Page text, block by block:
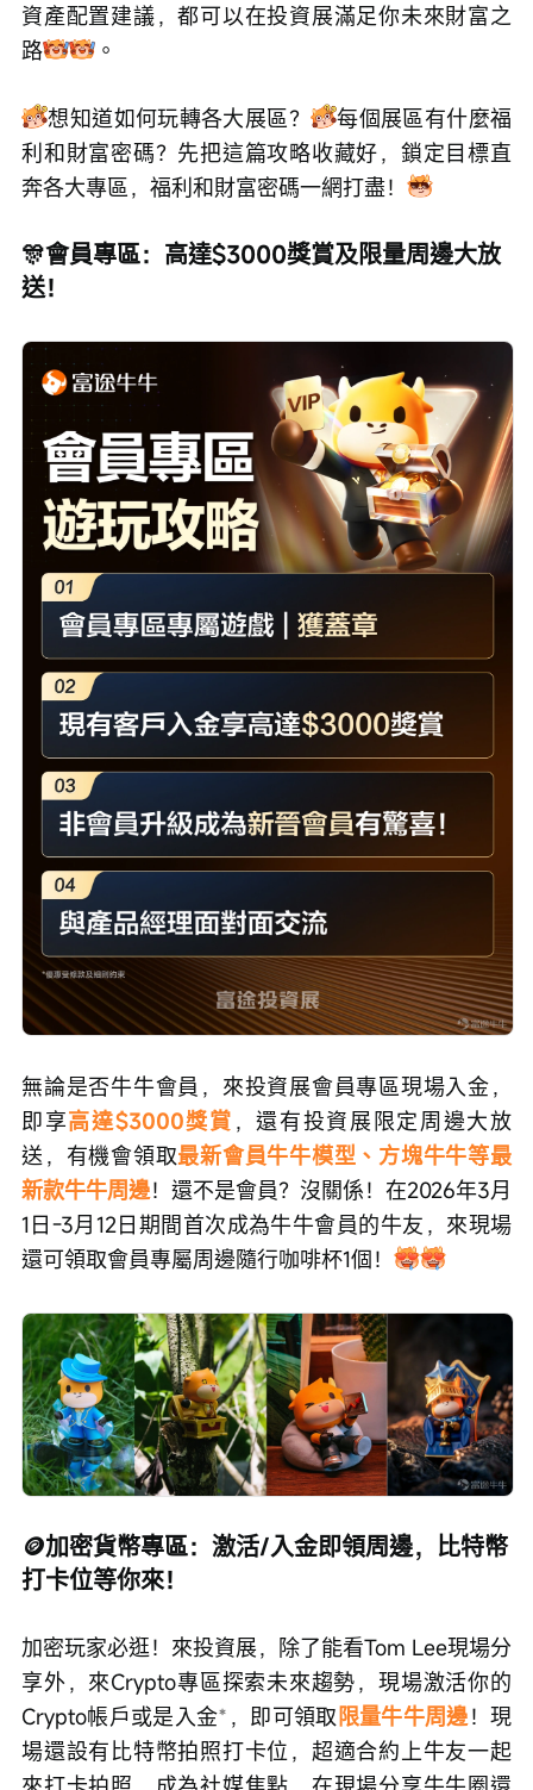
資產配置建議，都可以在投資展滿足你未來財富之
路
。
想知道如何玩轉各大展區？
每個展區有什麼福
利和財富密碼？先把這篇攻略收藏好，鎖定目標直
奔各大專區，福利和財富密碼一網打盡！
🎊會員專區：高達$3000獎賞及限量周邊大放
送！
無論是否牛牛會員，來投資展會員專區現場入金，
即享高達$3000獎賞 ，還有投資展限定周邊大放
送，有機會領取最新會員牛牛模型、方塊牛牛等最
新款牛牛周邊！還不是會員？沒關係！在2026年3月
1日-3月12日期間首次成為牛牛會員的牛友，來現場
還可領取會員專屬周邊隨行咖啡杯1個！
🪙加密貨幣專區：激活/入金即領周邊，比特幣
打卡位等你來！
加密玩家必逛！來投資展，除了能看Tom Lee現場分
享外，來Crypto專區探索未來趨勢，現場激活你的
Crypto帳戶或是入金* ，即可領取限量牛牛周邊！現
場還設有比特幣拍照打卡位，超適合約上牛友一起